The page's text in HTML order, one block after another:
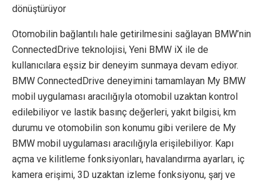
dönüştürüyor
Otomobilin bağlantılı hale getirilmesini sağlayan BMW’nin
ConnectedDrive teknolojisi, Yeni BMW iX ile de
kullanıcılara eşsiz bir deneyim sunmaya devam ediyor.
BMW ConnectedDrive deneyimini tamamlayan My BMW
mobil uygulaması aracılığıyla otomobil uzaktan kontrol
edilebiliyor ve lastik basınç değerleri, yakıt bilgisi, km
durumu ve otomobilin son konumu gibi verilere de My
BMW mobil uygulaması aracılığıyla erişilebiliyor. Kapı
açma ve kilitleme fonksiyonları, havalandırma ayarları, iç
kamera erişimi, 3D uzaktan izleme fonksiyonu, şarj ve